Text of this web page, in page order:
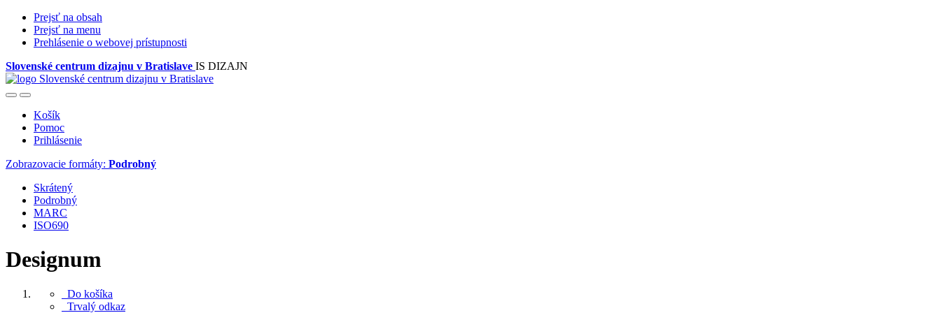
Prejsť na obsah
Prejsť na menu
Prehlásenie o webovej prístupnosti
Slovenské centrum dizajnu v Bratislave IS DIZAJN
Košík
Pomoc
Prihlásenie
Zobrazovacie formáty: Podrobný
Skrátený
Podrobný
MARC
ISO690
Designum
Do košíka
Trvalý odkaz